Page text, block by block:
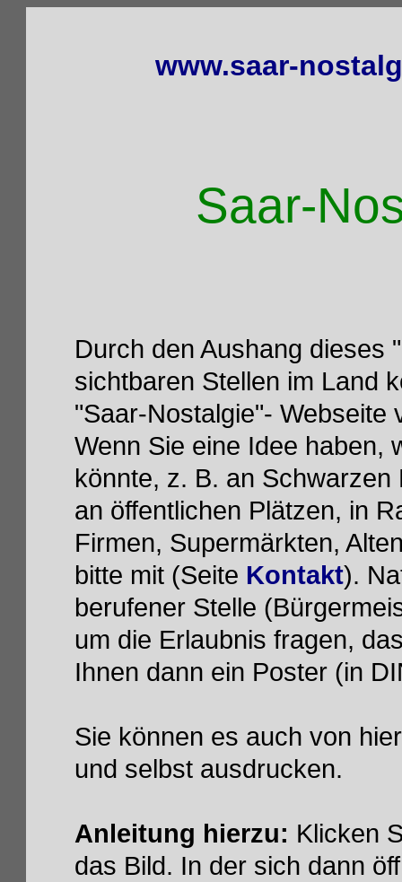
www.saar-
Saar-
Durch den Aushang dieses
sichtbaren Stellen im Land
"Saar-Nostalgie"-
Wenn Sie eine Idee haben,
könnte, z. B. an
an öffentlichen Plätzen, in
Firmen, Supermärkten,
bitte mit (Seite Kontakt).
berufener Stelle
um die Erlaubnis fragen,
Ihnen dann ein Poster (in
Sie können es auch von
und selbst ausdrucken.
Anleitung hierzu: Klicken
das Bild. In der sich dann